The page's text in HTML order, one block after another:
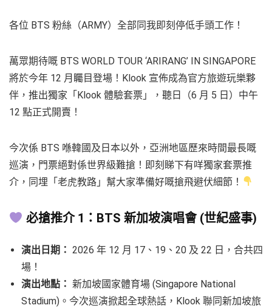
各位 BTS 粉絲（ARMY）全部同我即刻停低手頭工作！
萬眾期待嘅 BTS WORLD TOUR ‘ARIRANG’ IN SINGAPORE
將於今年 12 月矚目登場！Klook 宣佈成為官方旅遊玩樂夥
伴，推出獨家「Klook 體驗套票」，聽日（6 月 5 日）中午
12 點正式開賣！
今次係 BTS 喺韓國及日本以外，亞洲地區歷來時間最長嘅
巡演，門票絕對係世界級難搶！即刻睇下有咩獨家套票推
介，同埋「老虎教路」幫大家準備好嘅搶飛避伏細節！
必搶推介 1：BTS 新加坡演唱會 (世紀盛事)
演出日期： 2026 年 12 月 17、19、20 及 22 日，合共四
場！
演出地點： 新加坡國家體育場 (Singapore National
Stadium)。今次巡演掀起全球熱話，Klook 聯同新加坡旅